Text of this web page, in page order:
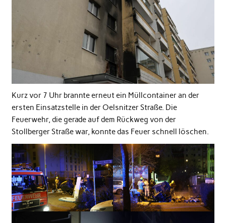
Kurz vor 7 Uhr brannte erneut ein Müllcontainer an der
ersten Einsatzstelle in der Oelsnitzer Straße. Die
Feuerwehr, die gerade auf dem Rückweg von der
Stollberger Straße war, konnte das Feuer schnell löschen.